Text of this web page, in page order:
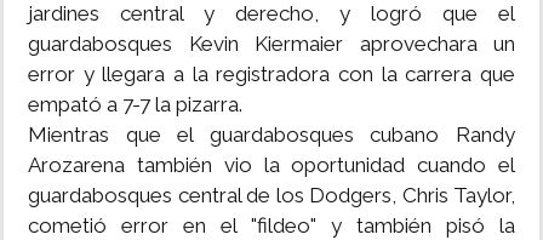
jardines central y derecho, y logró que el
guardabosques Kevin Kiermaier aprovechara un
error y llegara a la registradora con la carrera que
empató a 7-7 la pizarra.
Mientras que el guardabosques cubano Randy
Arozarena también vio la oportunidad cuando el
guardabosques central de los Dodgers, Chris Taylor,
cometió error en el "fildeo" y también pisó la